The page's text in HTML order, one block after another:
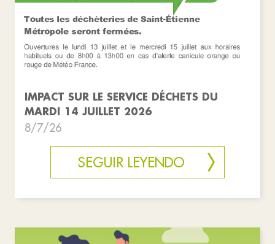
IMPACT SUR LE SERVICE DÉCHETS DU
MARDI 14 JUILLET 2026
8/7/26
SEGUIR LEYENDO